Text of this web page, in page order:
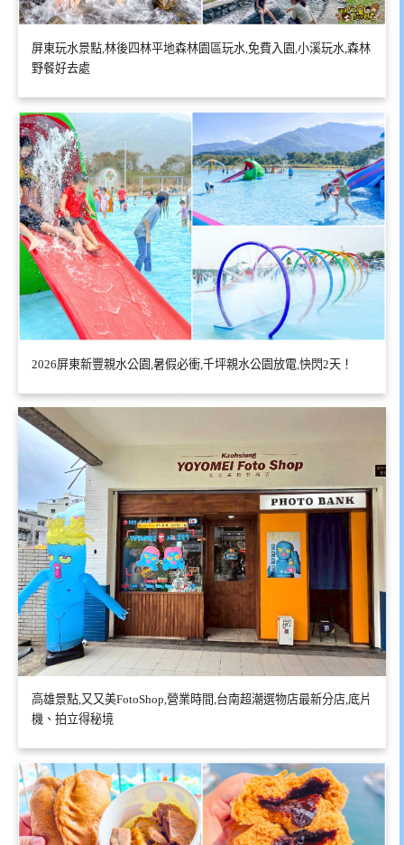
屏東玩水景點,林後四林平地森林園區玩水,免費入園,小溪玩水,森林
野餐好去處
2026屏東新豐親水公園,暑假必衝,千坪親水公園放電,快閃2天！
高雄景點,又又美FotoShop,營業時間,台南超潮選物店最新分店,底片
機、拍立得秘境